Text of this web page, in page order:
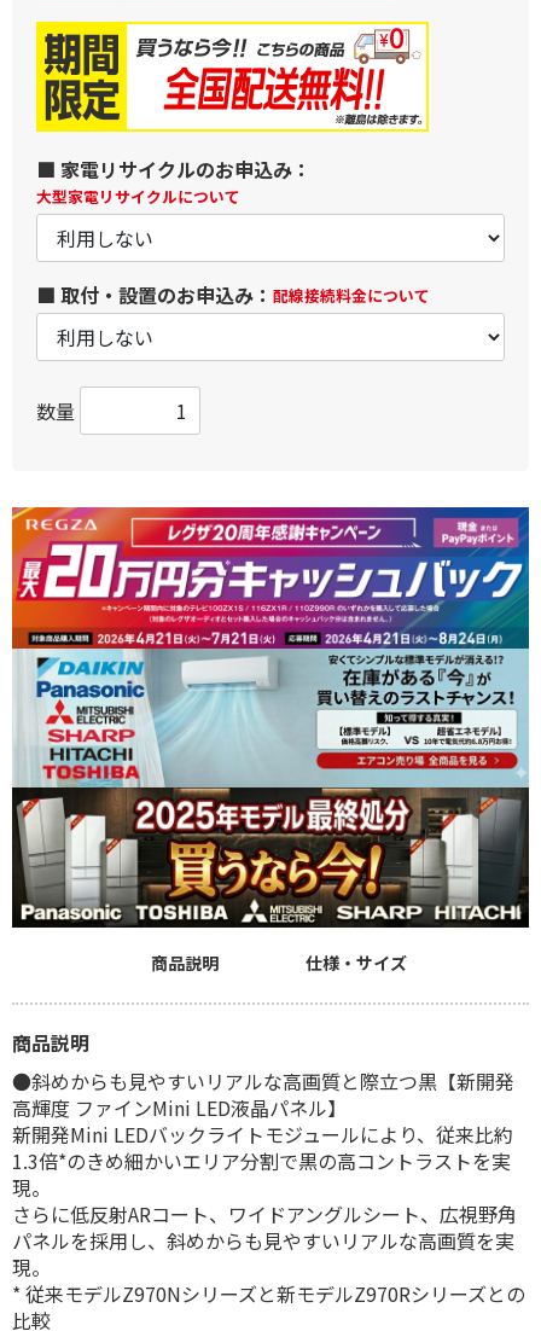
■ 家電リサイクルのお申込み：
大型家電リサイクルについて
■ 取付・設置のお申込み： 配線接続料金について
数量
商品説明 仕様・サイズ
商品説明
●斜めからも見やすいリアルな高画質と際立つ黒【新開発
高輝度 ファインMini LED液晶パネル】
新開発Mini LEDバックライトモジュールにより、従来比約
1.3倍*のきめ細かいエリア分割で黒の高コントラストを実
現。
さらに低反射ARコート、ワイドアングルシート、広視野角
パネルを採用し、斜めからも見やすいリアルな高画質を実
現。
* 従来モデルZ970Nシリーズと新モデルZ970Rシリーズとの
比較